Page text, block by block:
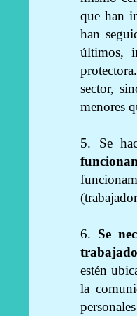
que han
han
últimos,
sector,
menores
5. Se
6. Se
estén
la